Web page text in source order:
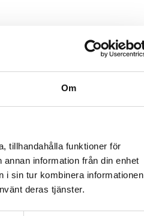
Om
tillhandahålla funktioner för
information från din enhet
i sin tur kombinera informationen
deras tjänster.
20-27 Malmö, Arlöv,
Ystad, 28-29 Hässleholm,
Falkenberg, 32-39 Växjö,
Partille, Kungälv,
50-57 Borås, Skara,
58-61 Linköping,
Strängnäs, Karlstad,
Örebro, Västerås, Uppsala,
Rättvik, Mora, Gävle,